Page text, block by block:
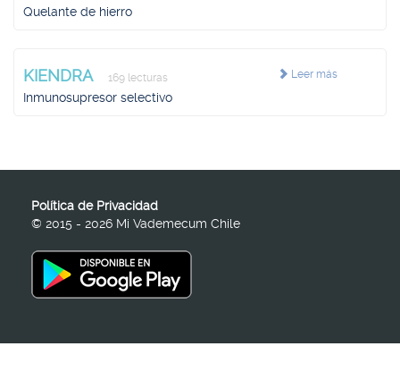
Quelante de hierro
Leer más
KIENDRA 169 lecturas
Inmunosupresor selectivo
Política de Privacidad
© 2015 - 2026 Mi Vademecum Chile